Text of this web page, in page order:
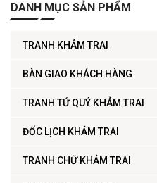
DANH MỤC SẢN PHẨM
TRANH KHẢM TRAI
BÀN GIAO KHÁCH HÀNG
TRANH TỨ QUÝ KHẢM TRAI
ĐỐC LỊCH KHẢM TRAI
TRANH CHỮ KHẢM TRAI